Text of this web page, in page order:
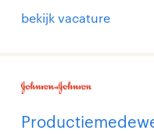
bekijk vacature